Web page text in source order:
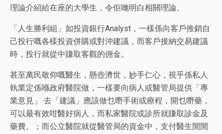
理論介紹給在座的大學生，令佢哋明白相關理論。
「人生勝利組」如投資銀行Analyst ，一樣係向客戶推銷自
己投行嘅各樣投資併購或對沖建議，而客戶接納交易建議
時，投行就從中賺取客觀的佣金。
甚至萬民敬仰嘅醫生，懸壺濟世，妙手仁心，視乎係私人
執業定係喺政府醫院做，一樣要向病人或醫管局提供「專
業意見」
去「建議」應該做乜嘢手術或療程，開乜嘢藥，
可以最有效咁醫好病人，而私家醫院或診所就賺取診金及
藥費。； 而公立醫院就從醫管局的資金中 ，支付醫生閒閒